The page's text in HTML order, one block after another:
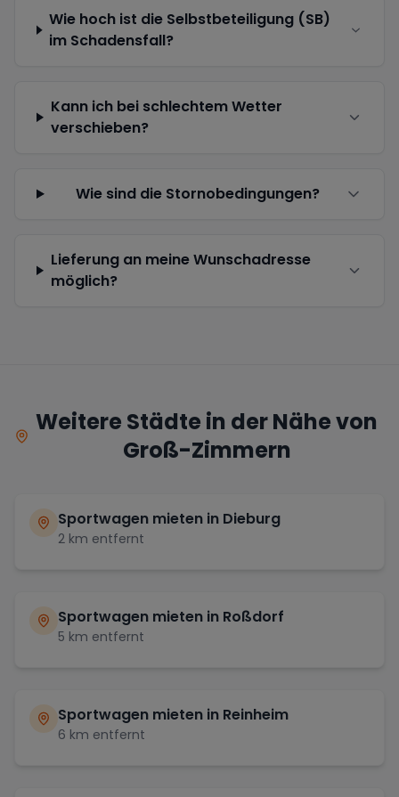
Wie hoch ist die Selbstbeteiligung (SB)
im Schadensfall?
Kann ich bei schlechtem Wetter
verschieben?
Wie sind die Stornobedingungen?
Lieferung an meine Wunschadresse
möglich?
Weitere Städte in der Nähe von
Groß-Zimmern
Sportwagen mieten in Dieburg
2 km entfernt
Sportwagen mieten in Roßdorf
5 km entfernt
Sportwagen mieten in Reinheim
6 km entfernt